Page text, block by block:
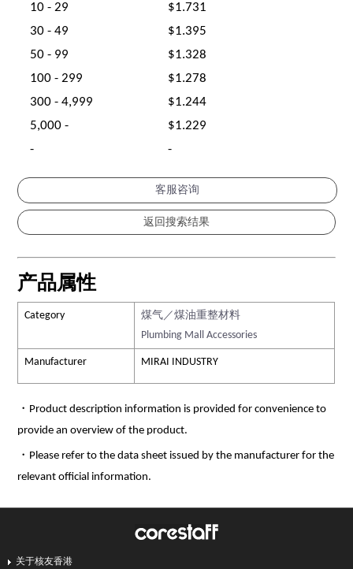
10 - 29
$1.731
30 - 49
$1.395
50 - 99
$1.328
100 - 299
$1.278
300 - 4,999
$1.244
5,000 -
$1.229
-
-
客服咨询
产品属性
Category
煤气／煤油重整材料
Plumbing Mall Accessories
Manufacturer MIRAI INDUSTRY
・Product description information is provided for convenience to
provide an overview of the product.
・Please refer to the data sheet issued by the manufacturer for the
relevant official information.
关于核友香港